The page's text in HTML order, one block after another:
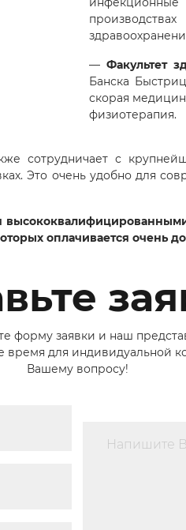
—Факультет
Банска
скорая
физиотерапия.
сотрудничает с
Это очень удобно для
оплачивается очень
форму заявки и наш
для индивидуальной
Вашему вопросу!